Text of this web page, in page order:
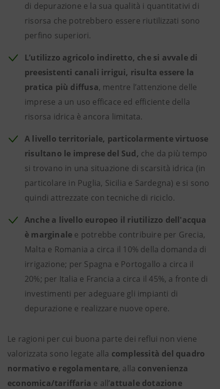
di depurazione e la sua qualità i quantitativi di
risorsa che potrebbero essere riutilizzati sono
perfino superiori.
L’utilizzo agricolo indiretto, che si avvale di
preesistenti canali irrigui, risulta essere la
pratica più diffusa, mentre l’attenzione delle
imprese a un uso efficace ed efficiente della
risorsa idrica è ancora limitata.
A livello territoriale, particolarmente virtuose
risultano le imprese del Sud, che da più tempo
si trovano in una situazione di scarsità idrica (in
particolare in Puglia, Sicilia e Sardegna) e si sono
quindi attrezzate con tecniche di riciclo.
Anche a livello europeo il riutilizzo dell'acqua
è marginale e potrebbe contribuire per Grecia,
Malta e Romania a circa il 10% della domanda di
irrigazione; per Spagna e Portogallo a circa il
20%; per Italia e Francia a circa il 45%, a fronte di
investimenti per adeguare gli impianti di
depurazione e realizzare nuove opere.
Le ragioni per cui buona parte dei reflui non viene
valorizzata sono legate alla complessità del quadro
normativo e regolamentare, alla convenienza
economica/tariffaria e all’attuale dotazione